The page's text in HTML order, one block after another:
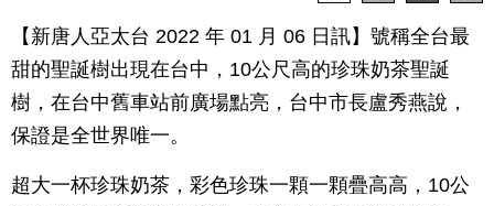
【新唐人亞太台 2022 年 01 月 06 日訊】號稱全台最
甜的聖誕樹出現在台中，10公尺高的珍珠奶茶聖誕
樹，在台中舊車站前廣場點亮，台中市長盧秀燕說，
保證是全世界唯一。
超大一杯珍珠奶茶，彩色珍珠一顆一顆疊高高，10公